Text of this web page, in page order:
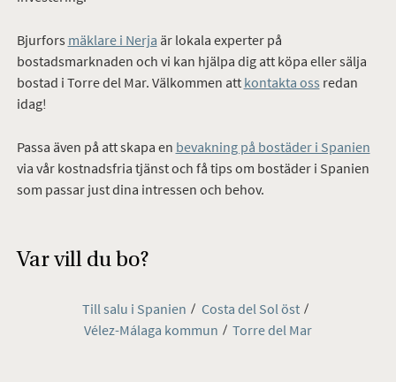
Bjurfors mäklare i Nerja är lokala experter på
bostadsmarknaden och vi kan hjälpa dig att köpa eller sälja
bostad i Torre del Mar. Välkommen att kontakta oss redan
idag!
Passa även på att skapa en bevakning på bostäder i Spanien
via vår kostnadsfria tjänst och få tips om bostäder i Spanien
som passar just dina intressen och behov.
Var vill du bo?
Till salu i Spanien
Costa del Sol öst
Vélez-Málaga kommun
Torre del Mar